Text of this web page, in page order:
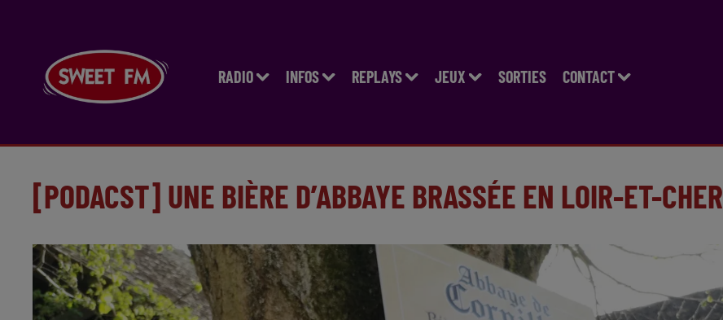
RADIO INFOS REPLAYS JEUX SORTIES CONTACT
[PODACST] UNE BIÈRE D’ABBAYE BRASSÉE EN LOIR-ET-CHER